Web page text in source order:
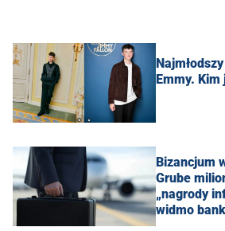
Emmy. Kim
Bizancjum
Grube
„nagrody
widmo